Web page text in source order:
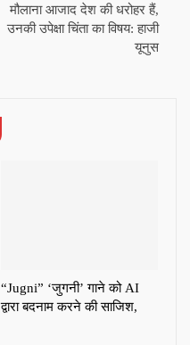
मौलाना आजाद देश की धरोहर हैं,
उनकी उपेक्षा चिंता का विषय: हाजी
यूनुस
“Jugni” ‘जुगनी’ गाने को AI
द्वारा बदनाम करने की साजिश,